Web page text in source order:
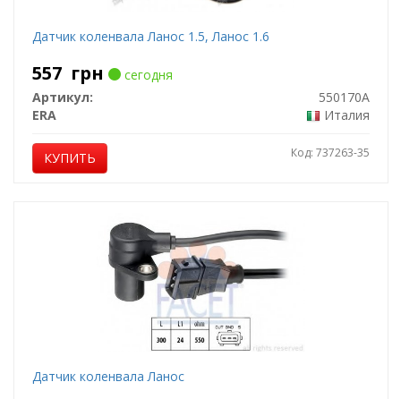
Датчик коленвала Ланос 1.5, Ланос 1.6
557 грн
сегодня
Артикул:
550170A
ERA
Италия
КУПИТЬ Код: 737263-35
Датчик коленвала Ланос